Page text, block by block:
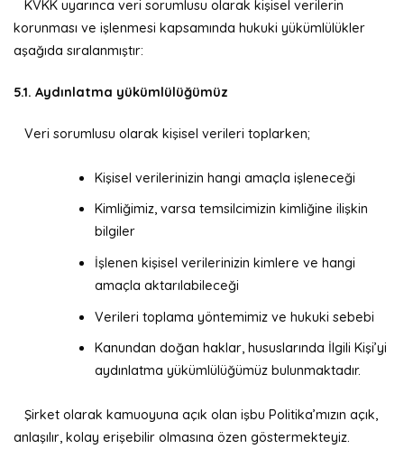
KVKK uyarınca veri sorumlusu olarak kişisel verilerin
korunması ve işlenmesi kapsamında hukuki yükümlülükler
aşağıda sıralanmıştır:
5.1. Aydınlatma yükümlülüğümüz
Veri sorumlusu olarak kişisel verileri toplarken;
Kişisel verilerinizin hangi amaçla işleneceği
Kimliğimiz, varsa temsilcimizin kimliğine ilişkin
bilgiler
İşlenen kişisel verilerinizin kimlere ve hangi
amaçla aktarılabileceği
Verileri toplama yöntemimiz ve hukuki sebebi
Kanundan doğan haklar, hususlarında İlgili Kişi’yi
aydınlatma yükümlülüğümüz bulunmaktadır.
Şirket olarak kamuoyuna açık olan işbu Politika’mızın açık,
anlaşılır, kolay erişebilir olmasına özen göstermekteyiz.